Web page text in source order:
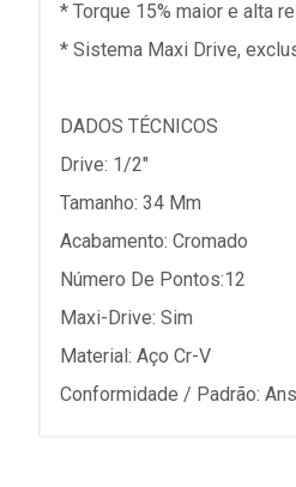
* Torque 15% maior e alta
* Sistema Maxi Drive,
DADOS TÉCNICOS
Drive: 1/2"
Tamanho: 34 Mm
Acabamento: Cromado
Número De Pontos:12
Maxi-Drive: Sim
Material: Aço Cr-V
Conformidade / Padrão: